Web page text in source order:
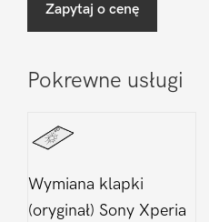
Zapytaj o cenę
Pokrewne usługi
Wymiana klapki
(oryginał) Sony Xperia